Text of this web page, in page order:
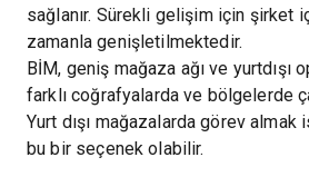
sağlanır. Sürekli gelişim için şirket
zamanla genişletilmektedir.
BİM, geniş mağaza ağı ve yurtdışı
farklı coğrafyalarda ve bölgelerde
Yurt dışı mağazalarda görev
bu bir seçenek olabilir.